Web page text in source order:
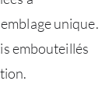
unique.
embouteillés